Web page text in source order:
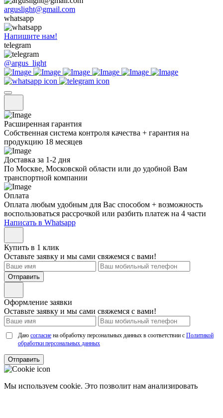
arguslight@gmail.com
whatsapp
Напишите нам!
telegram
@argus_light
Расширенная гарантия
Собственная система контроля качества + гарантия на
продукцию 18 месяцев
Доставка за 1-2 дня
По Москве, Московской области или до удобной Вам
транспортной компании
Оплата
Оплата любым удобным для Вас способом + возможность
воспользоваться рассрочкой или разбить платеж на 4 части
Написать в Whatsapp
Купить в 1 клик
Оставьте заявку и мы сами свяжемся с вами!
Отправить
Оформление заявки
Оставьте заявку и мы сами свяжемся с вами!
Даю согласие на обработку персональных данных в соответствии с Политикой
обработки персональных данных
Отправить
Мы используем cookie. Это позволит нам анализировать